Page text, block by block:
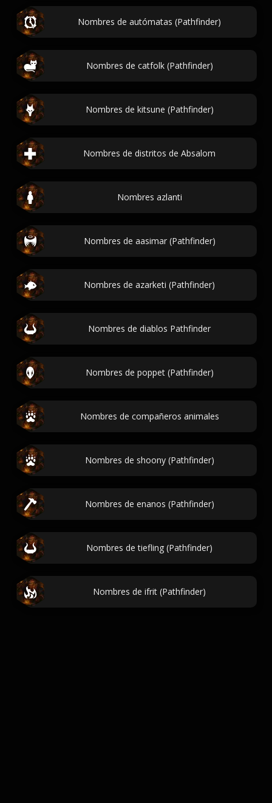
Nombres de autómatas (Pathfinder)
Nombres de catfolk (Pathfinder)
Nombres de kitsune (Pathfinder)
Nombres de distritos de Absalom
Nombres azlanti
Nombres de aasimar (Pathfinder)
Nombres de azarketi (Pathfinder)
Nombres de diablos Pathfinder
Nombres de poppet (Pathfinder)
Nombres de compañeros animales
Nombres de shoony (Pathfinder)
Nombres de enanos (Pathfinder)
Nombres de tiefling (Pathfinder)
Nombres de ifrit (Pathfinder)